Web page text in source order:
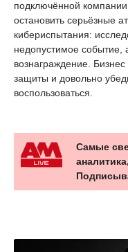
подключённой
остановить серьёзные
кибериспытания:
недопустимое событие,
вознаграждение.
защиты и довольно
воспользоваться.
Самые